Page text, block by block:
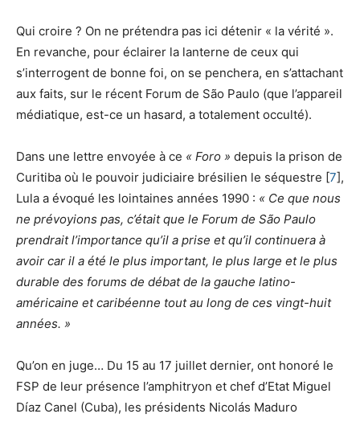
Qui croire ? On ne prétendra pas ici détenir « la vérité ».
En revanche, pour éclairer la lanterne de ceux qui
s’interrogent de bonne foi, on se penchera, en s’attachant
aux faits, sur le récent Forum de São Paulo (que l’appareil
médiatique, est-ce un hasard, a totalement occulté).
Dans une lettre envoyée à ce « Foro » depuis la prison de
Curitiba où le pouvoir judiciaire brésilien le séquestre [7],
Lula a évoqué les lointaines années 1990 : « Ce que nous
ne prévoyions pas, c’était que le Forum de São Paulo
prendrait l’importance qu’il a prise et qu’il continuera à
avoir car il a été le plus important, le plus large et le plus
durable des forums de débat de la gauche latino-
américaine et caribéenne tout au long de ces vingt-huit
années. »
Qu’on en juge… Du 15 au 17 juillet dernier, ont honoré le
FSP de leur présence l’amphitryon et chef d’Etat Miguel
Díaz Canel (Cuba), les présidents Nicolás Maduro